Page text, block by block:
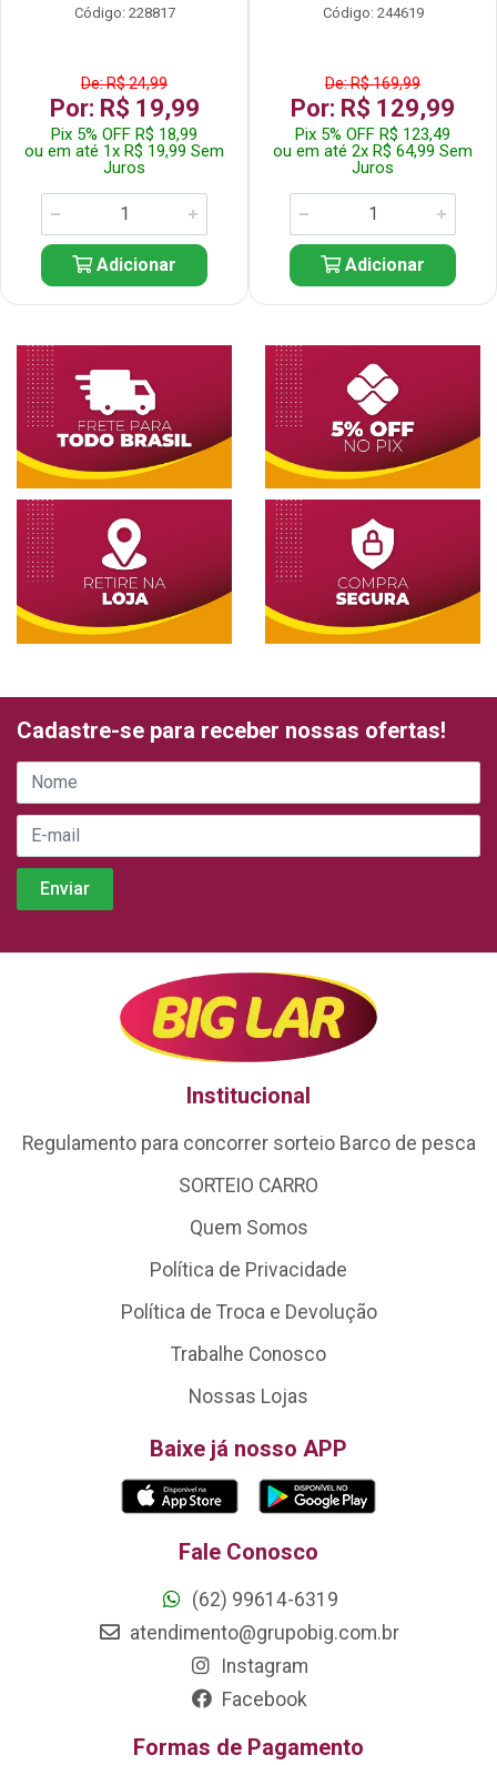
Código: 228817
De: R$ 24,99
Por: R$ 19,99
Pix 5% OFF R$ 18,99
ou em até 1x R$ 19,99 Sem
Juros
Adicionar
Código: 244619
De: R$ 169,99
Por: R$ 129,99
Pix 5% OFF R$ 123,49
ou em até 2x R$ 64,99 Sem
Juros
Adicionar
Cadastre-se para receber nossas ofertas!
Institucional
Regulamento para concorrer sorteio Barco de pesca
SORTEIO CARRO
Quem Somos
Política de Privacidade
Política de Troca e Devolução
Trabalhe Conosco
Nossas Lojas
Baixe já nosso APP
Fale Conosco
(62) 99614-6319
atendimento@grupobig.com.br
Instagram
Facebook
Formas de Pagamento